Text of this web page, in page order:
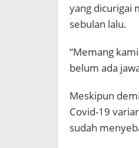
yang dicurigai
sebulan lalu.
“Memang
belum ada
Meskipun
Covid-19
sudah